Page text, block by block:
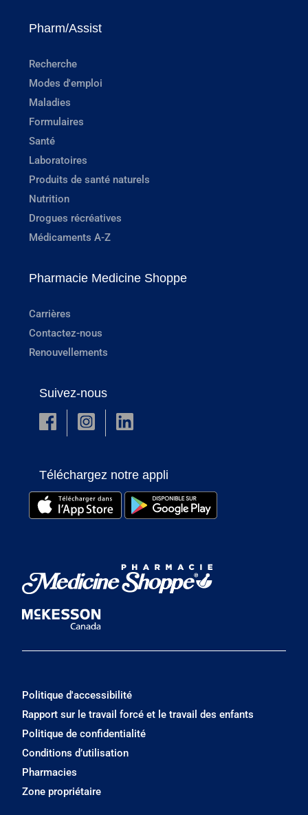
Pharm/Assist
Recherche
Modes d'emploi
Maladies
Formulaires
Santé
Laboratoires
Produits de santé naturels
Nutrition
Drogues récréatives
Médicaments A-Z
Pharmacie Medicine Shoppe
Carrières
Contactez-nous
Renouvellements
Suivez-nous
Téléchargez notre appli
Politique d'accessibilité
Rapport sur le travail forcé et le travail des enfants
Politique de confidentialité
Conditions d’utilisation
Pharmacies
Zone propriétaire